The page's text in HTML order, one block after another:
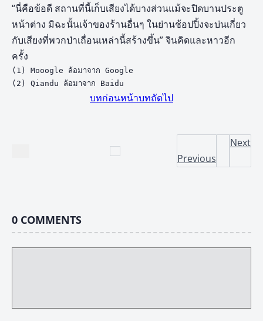
“นี่คือข้อดี สถานที่นี้เก็บเสียงได้บางส่วนแม้จะปิดบานประตู
หน้าต่าง มิฉะนั้นเจ้าของร้านอื่นๆ ในย่านช้อปปิ้งจะบ่นเกี่ยว
กับเสียงที่พวกป่าเถื่อนเหล่านี้สร้างขึ้น” จินคิดและหาวอีก
ครั้ง
(1) Mooogle ล้อมาจาก Google
(2) Qiandu ล้อมาจาก Baidu
บทก่อนหน้าบทถัดไป
Previous
Next
0 COMMENTS